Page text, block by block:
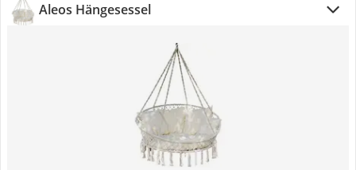
Aleos Hängesessel